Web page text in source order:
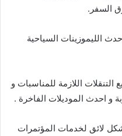
السفر.
الليموزينات السياحية
التنقلات اللازمة للمناسبات و
و احدث الموديلات الفاخرة .
لائق لخدمات المؤتمرات